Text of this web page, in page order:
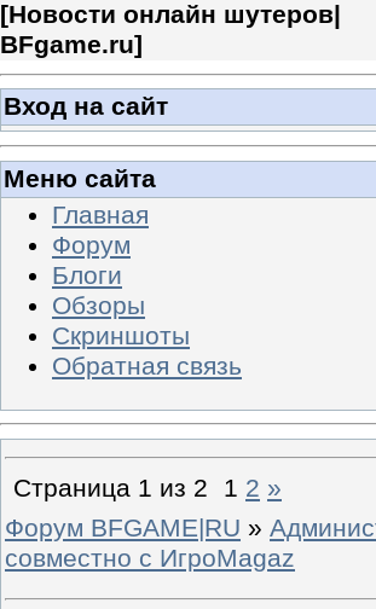
[Новости онлайн шутеров|
BFgame.ru]
Вход на сайт
Меню сайта
Главная
Форум
Блоги
Обзоры
Скриншоты
Обратная связь
Страница 1 из 2 1 2 »
Форум BFGAME|RU »
совместно с ИгроMagaz